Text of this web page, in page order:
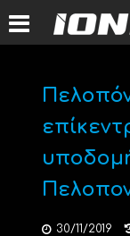
30/11/2019